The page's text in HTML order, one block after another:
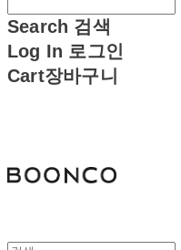
Search 검색
Log In 로그인
Cart장바구니